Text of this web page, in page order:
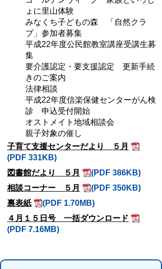
ょに里山体験
みなくち子どもの森 「自然クラ
ブ」参加者募集
平成22年度公民館教室講座受講生募
集
要介護認定・要支援認定 更新手続
きのご案内
法律相談
平成22年度信楽保健センターがん検
診 申込受付開始
オストメイト地域相談会
親子対象の催し
子育て支援センターだより ５月
(PDF 331KB)
図書館だより ５月
(PDF 386KB)
相談コーナー ５月
(PDF 350KB)
裏表紙
(PDF 1.70MB)
４月１５日号 一括ダウンロード
(PDF 7.16MB)